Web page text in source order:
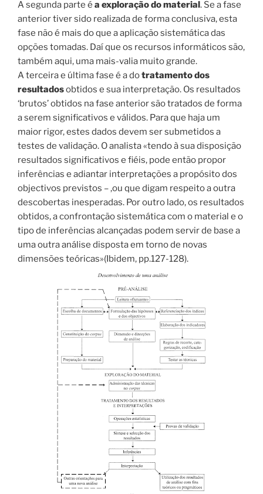
A segunda parte é a exploração do material. Se a fase
anterior tiver sido realizada de forma conclusiva, esta
fase não é mais do que a aplicação sistemática das
opções tomadas. Daí que os recursos informáticos são,
também aqui, uma mais-valia muito grande.
A terceira e última fase é a dotratamento dos
resultadosobtidos e sua interpretação. Os resultados
‘brutos’ obtidos na fase anterior são tratados de forma
a serem significativos e válidos. Para que haja um
maior rigor, estes dados devem ser submetidos a
testes de validação. O analista «tendo à sua disposição
resultados significativos e fiéis, pode então propor
inferências e adiantar interpretações a propósito dos
objectivos previstos – ,ou que digam respeito a outra
descobertas inesperadas. Por outro lado, os resultados
obtidos, a confrontação sistemática com o material e o
tipo de inferências alcançadas podem servir de base a
uma outra análise disposta em torno de novas
dimensões teóricas»(Ibidem, pp.127-128).